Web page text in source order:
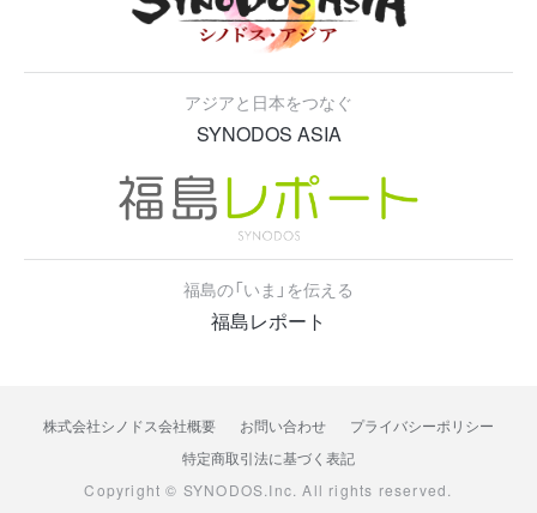
アジアと日本をつなぐ
SYNODOS ASIA
福島の「いま」を伝える
福島レポート
株式会社シノドス会社概要 お問い合わせ
プライバシーポリシー
特定商取引法に基づく表記
Copyright © SYNODOS.Inc. All rights reserved.